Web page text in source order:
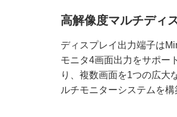
高解像度マルチディ
ディスプレイ出力端子は
モニタ4画面出力をサポー
り、複数画面を1つの広大
ルチモニターシステムを構